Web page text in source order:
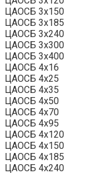
ЦАОСБ 3х150
ЦАОСБ 3х185
ЦАОСБ 3х240
ЦАОСБ 3х300
ЦАОСБ 3х400
ЦАОСБ 4х16
ЦАОСБ 4х25
ЦАОСБ 4х35
ЦАОСБ 4х50
ЦАОСБ 4х70
ЦАОСБ 4х95
ЦАОСБ 4х120
ЦАОСБ 4х150
ЦАОСБ 4х185
ЦАОСБ 4х240